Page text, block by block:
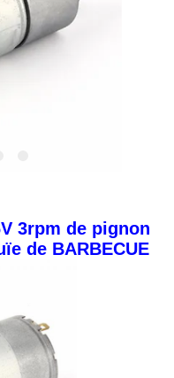
3rpm de pignon
de BARBECUE